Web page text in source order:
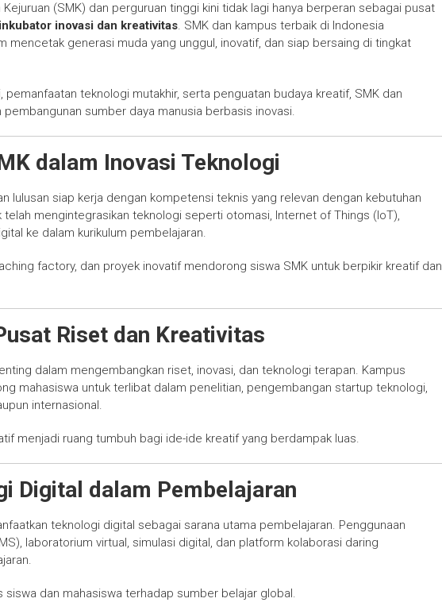
(SMK) dan perguruan tinggi kini tidak lagi hanya berperan sebagai pusat
inkubator inovasi dan kreativitas. SMK dan kampus terbaik di Indonesia
mencetak generasi muda yang unggul, inovatif, dan siap bersaing di tingkat
pemanfaatan teknologi mutakhir, serta penguatan budaya kreatif, SMK dan
sumber daya manusia berbasis inovasi.
dalam Inovasi Teknologi
lulusan siap kerja dengan kompetensi teknis yang relevan dengan kebutuhan
telah mengintegrasikan teknologi seperti otomasi, Internet of Things (IoT),
ke dalam kurikulum pembelajaran.
factory, dan proyek inovatif mendorong siswa SMK untuk berpikir kreatif dan
Riset dan Kreativitas
dalam mengembangkan riset, inovasi, dan teknologi terapan. Kampus
mahasiswa untuk terlibat dalam penelitian, pengembangan startup teknologi,
internasional.
menjadi ruang tumbuh bagi ide-ide kreatif yang berdampak luas.
Digital dalam Pembelajaran
teknologi digital sebagai sarana utama pembelajaran. Penggunaan
laboratorium virtual, simulasi digital, dan platform kolaborasi daring
dan mahasiswa terhadap sumber belajar global.